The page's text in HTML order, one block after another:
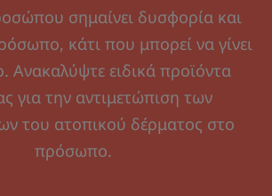
σημαίνει δυσφορία και
κάτι που μπορεί να γίνει
Ανακαλύψτε ειδικά προϊόντα
για την αντιμετώπιση των
του ατοπικού δέρματος στο
πρόσωπο.